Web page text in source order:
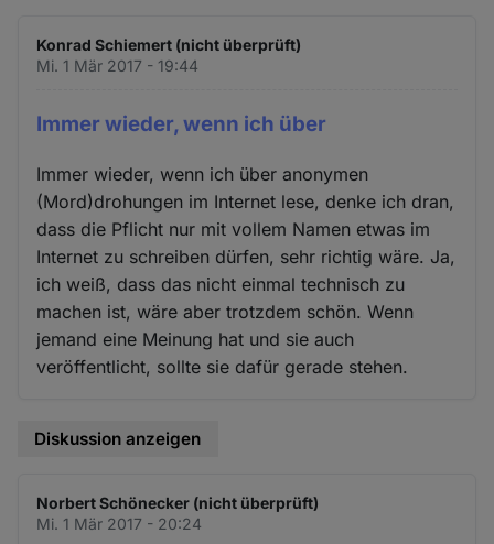
Konrad Schiemert (nicht überprüft)
Mi. 1 Mär 2017 - 19:44
Immer wieder, wenn ich über
Immer wieder, wenn ich über anonymen
(Mord)drohungen im Internet lese, denke ich dran,
dass die Pflicht nur mit vollem Namen etwas im
Internet zu schreiben dürfen, sehr richtig wäre. Ja,
ich weiß, dass das nicht einmal technisch zu
machen ist, wäre aber trotzdem schön. Wenn
jemand eine Meinung hat und sie auch
veröffentlicht, sollte sie dafür gerade stehen.
Diskussion anzeigen
Norbert Schönecker (nicht überprüft)
Mi. 1 Mär 2017 - 20:24